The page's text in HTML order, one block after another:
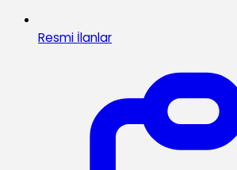
Resmi İlanlar